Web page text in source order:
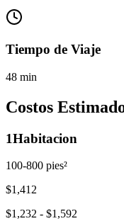
Tiempo de Viaje
48 min
Costos
1Habitacion
100-800 pies²
$1,412
$1,232 - $1,592